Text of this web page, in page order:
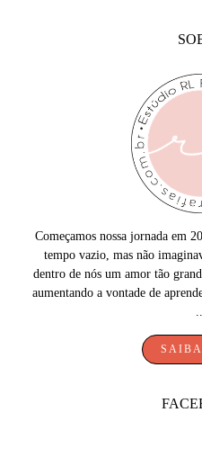
Começamos nossa jornada em
tempo vazio, mas não
dentro de nós um amor tão
aumentando a vontade de